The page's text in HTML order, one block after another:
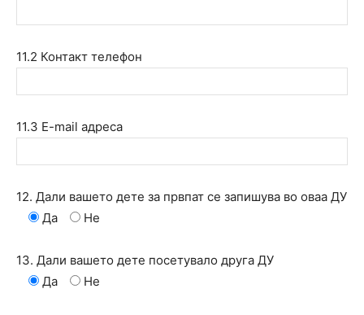
11.2 Контакт телефон
11.3 E-mail адреса
12. Дали вашето дете за првпат се запишува во оваа ДУ
Да
Не
13. Дали вашето дете посетувало друга ДУ
Да
Не